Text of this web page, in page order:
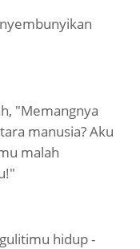
"Memangnya
manusia? Aku
malah
hidup -